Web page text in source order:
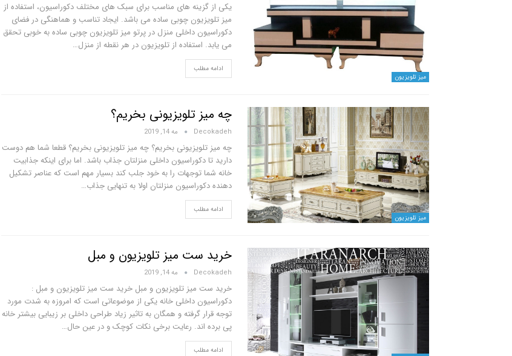
میز تلویزیون
یکی از گزینه های مناسب برای سبک های مختلف دکوراسیون، استفاده از
میز تلویزیون چوبی ساده می باشد. ایجاد تناسب و هماهنگی در فضای
دکوراسیون داخلی منزل در پرتو میز تلویزیون چوبی ساده به خوبی تحقق
می یابد. استفاده از تلویزیون در هر نقطه از منزل…
ادامه مطلب
میز تلویزیون
چه میز تلویزیونی بخریم؟
Decokadeh مه 14, 2019
چه میز تلویزیونی بخریم؟ چه میز تلویزیونی بخریم؟ قطعا شما هم دوست
دارید تا دکوراسیون داخلی منزلتان جذاب باشد. اما برای اینکه جذابیت
خانه شما توجهات را به خود جلب کند بسیار مهم است که عناصر تشکیل
دهنده دکوراسیون منزلتان اولا به تنهایی جذاب…
ادامه مطلب
خرید ست میز تلویزیون و مبل
Decokadeh مه 14, 2019
خرید ست میز تلویزیون و مبل خرید ست میز تلویزیون و مبل :
دکوراسیون داخلی خانه یکی از موضوعاتی است که امروزه به شدت مورد
توجه قرار گرفته و همگان به تاثیر زیاد طراحی داخلی بر زیبایی بیشتر خانه
پی برده اند. رعایت برخی نکات کوچک و در عین حال…
ادامه مطلب